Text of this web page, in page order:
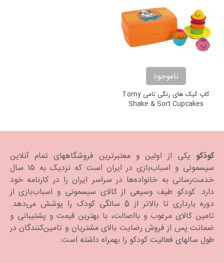
ناموجود
کاپ کیک های رنگی تامی Tomy
Shake & Sort Cupcakes
کودَکو یکی از اولین و معتبرترین فروشگاههای تمام آنلاین
سیسمونی و اسباب‌بازی در ایران است که نزدیک به ۱۵ سال
خدمت‌رسانی به خانواده‌ها در سراسر ایران را در کارنامه خود
دارد. كودكو طیف وسیعی از کالای سیسمونی و اسباب‌بازی از
دوره بارداری تا بالاتر از 5 سالگی کودک را پوشش می‌دهد.
تامین کالای مرغوب و بااصالت، با بهترین قیمت و پشتیبانی و
ضمانت پس از فروش رضایت بالای مشتریان و تامین‌کنندگان در
طول سالهای فعالیت کودکو را بهمراه داشته است.